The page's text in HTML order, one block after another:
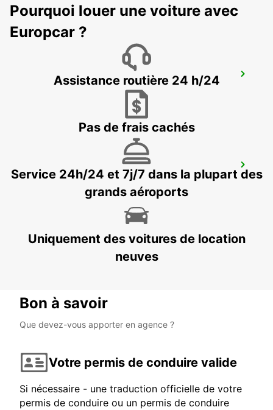
KILIMANJARO AIRPORT
ARUSHA AIRPORT
ARUSHA - TANZANIA
Pourquoi louer une voiture avec
Europcar ?
Assistance routière 24 h/24
Pas de frais cachés
Service 24h/24 et 7j/7 dans la plupart des
grands aéroports
Uniquement des voitures de location
neuves
Bon à savoir
Que devez-vous apporter en agence ?
Votre permis de conduire valide
Si nécessaire - une traduction officielle de votre
permis de conduire ou un permis de conduire